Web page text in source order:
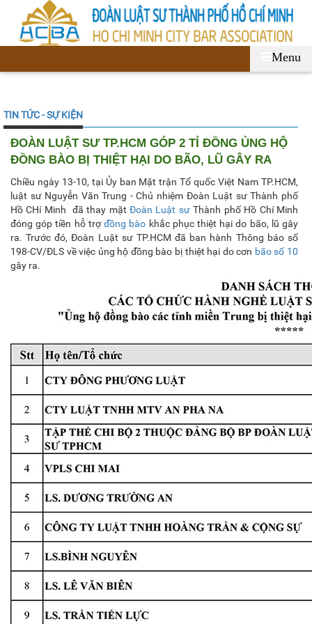
Menu
TIN TỨC - SỰ KIỆN
ĐOÀN LUẬT SƯ TP.HCM GÓP 2 TỈ ĐỒNG ỦNG HỘ
ĐỒNG BÀO BỊ THIỆT HẠI DO BÃO, LŨ GÂY RA
Chiều ngày 13-10, tại Ủy ban Mặt trận Tổ quốc Việt Nam TP.HCM,
luật sư Nguyễn Văn Trung - Chủ nhiệm Đoàn Luật sư Thành phố
Hồ CHí Minh đã thay mặt Đoàn Luật sưThành phố Hồ Chí Minh
đóng góp tiền hỗ trợđồng bào khắc phục thiệt hại do bão, lũ gây
ra. Trước đó, Đoàn Luật sư TP.HCM đã ban hành Thông báo số
198-CV/ĐLS về việc ủng hộ đồng bào bị thiệt hại do cơn bão số 10
gây ra.